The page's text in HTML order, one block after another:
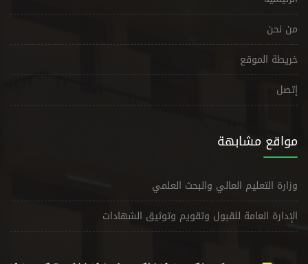
من نحن
خريطة الموقع
إتصل
مواقع مشابهة
وزارة التعليم العالي والبحث العلمي
الإدارة العامة للقبول وتقويم وتوثيق الشهادات